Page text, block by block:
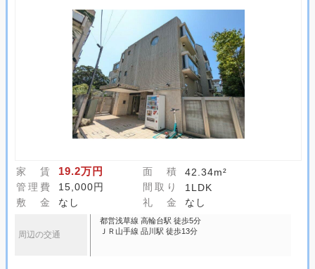
家 賃 19.2万円 面 積
42.34m²
管理費
15,000円 間取り
1LDK
敷 金
なし 礼 金 なし
周辺の交通
都営浅草線 高輪台駅 徒歩5分
ＪＲ山手線 品川駅 徒歩13分